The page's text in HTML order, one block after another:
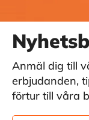
Anmäl dig till
erbjudanden,
förtur till våra